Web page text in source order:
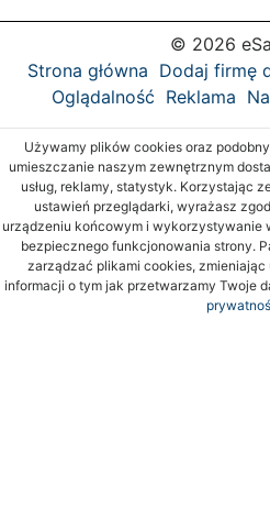
© 2026
Strona główna Dodaj firmę
Oglądalność Reklama
Używamy plików cookies oraz
umieszczanie naszym zewnętrznym
usług, reklamy, statystyk. Korzystając
ustawień przeglądarki, wyrażasz
urządzeniu końcowym i wykorzystywanie
bezpiecznego funkcjonowania strony.
zarządzać plikami cookies,
informacji o tym jak przetwarzamy Twoje